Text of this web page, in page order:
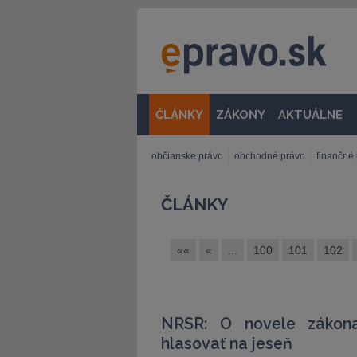
ČLÁNKY ZÁKONY AKTUÁLNE
občianske právo obchodné právo finančné
ČLÁNKY
«« « 100 101 102
NRSR: O novele
hlasovať na jeseň